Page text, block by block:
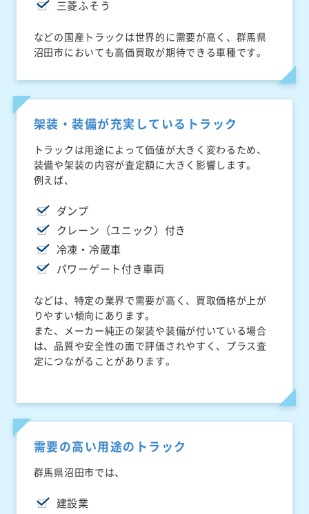
三菱ふそう
などの国産トラックは世界的に需要が高く、群馬県
沼田市においても高価買取が期待できる車種です。
架装・装備が充実しているトラック
トラックは用途によって価値が大きく変わるため、
装備や架装の内容が査定額に大きく影響します。
例えば、
ダンプ
クレーン（ユニック）付き
冷凍・冷蔵車
パワーゲート付き車両
などは、特定の業界で需要が高く、買取価格が上が
りやすい傾向にあります。
また、メーカー純正の架装や装備が付いている場合
は、品質や安全性の面で評価されやすく、プラス査
定につながることがあります。
需要の高い用途のトラック
群馬県沼田市では、
建設業